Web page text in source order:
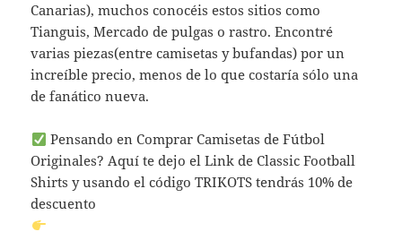
Canarias), muchos conocéis estos sitios como
Tianguis, Mercado de pulgas o rastro. Encontré
varias piezas(entre camisetas y bufandas) por un
increíble precio, menos de lo que costaría sólo una
de fanático nueva.
Pensando en Comprar Camisetas de Fútbol
Originales? Aquí te dejo el Link de Classic Football
Shirts y usando el código TRIKOTS tendrás 10% de
descuento